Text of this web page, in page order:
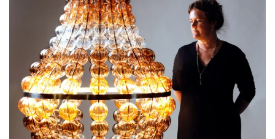
BLÄDDRA I GALLERI